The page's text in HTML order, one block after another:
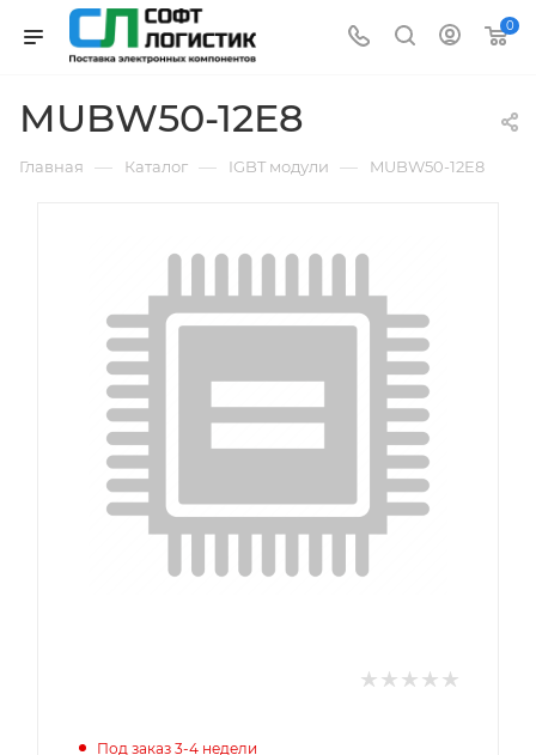
0
MUBW50-12E8
Главная — Каталог — IGBT модули — MUBW50-12E8
Под заказ 3-4 недели